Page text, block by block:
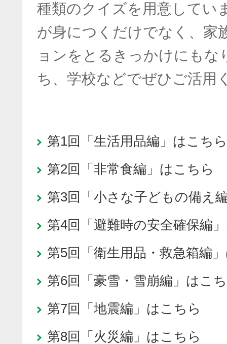
種類のクイズを用意してい
が身につくだけでなく、家
ョンをとるきっかけにもな
ち、学校などでぜひご活用
第1回「生活用品編」はこちら
第2回「非常食編」はこちら
第3回「小さな子どもの備え
第4回「避難時の安全確保編
第5回「衛生用品・救急箱編
第6回「豪雪・雪崩編」はこ
第7回「地震編」はこちら
第8回「火災編」はこちら